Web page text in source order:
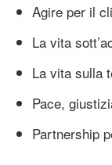
Agire per il
La vita
La vita sulla
Pace,
Partnership